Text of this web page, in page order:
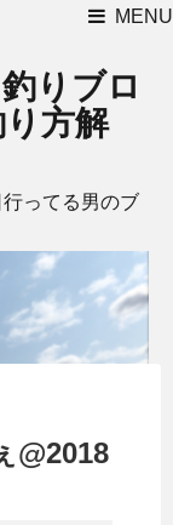
MENU
りブロ
方解
ってる男のブ
@2018